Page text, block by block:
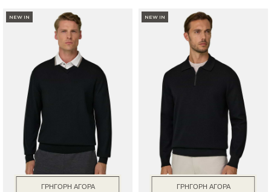
NEW IN
ΓΡΉΓΟΡΗ ΑΓΟΡΆ
NEW IN
ΓΡΉΓΟΡΗ ΑΓΟΡΆ